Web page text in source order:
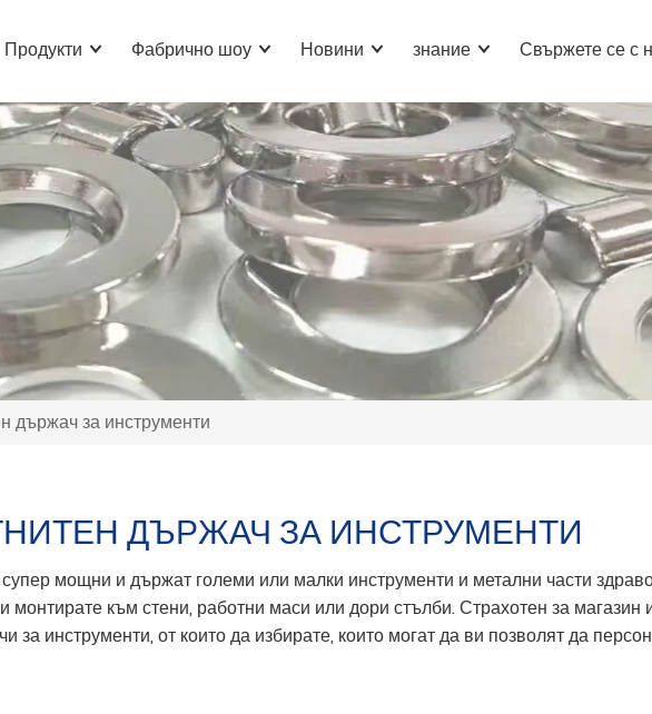
Продукти Фабрично шоу Новини знание Свържете се с
държач за инструменти
ДЪРЖАЧ ЗА ИНСТРУМЕНТИ
мощни и държат големи или малки инструменти и метални части
монтирате към стени, работни маси или дори стълби. Страхотен за
инструменти, от които да избирате, които могат да ви позволят да